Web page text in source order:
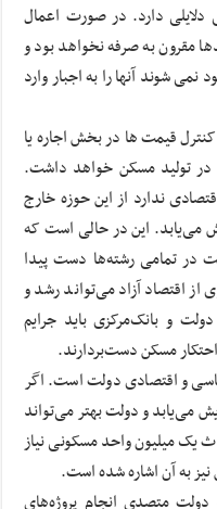
دلایلی دارد. در صورت اعمال
مقرون به صرفه نخواهد بود و
شوند آنها را به اجبار وارد
قیمت ها در بخش اجاره یا
در تولید مسکن خواهد داشت.
ندارد از این حوزه خارج
می‌یابد. این در حالی است که
در تمامی رشته‌ها دست پیدا
از اقتصاد آزاد می‌تواند رشد و
و بانک‌مرکزی باید جرایم
احتکار مسکن دست‌بردارند.
و اقتصادی دولت است. اگر
می‌یابد و دولت بهتر می‌تواند
یک میلیون واحد مسکونی نیاز
به آن اشاره شده است.
متصدی انجام پروژه‌های